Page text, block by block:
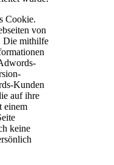
Cookie.
von
Die mithilfe
Kunden
auf ihre
einem
keine